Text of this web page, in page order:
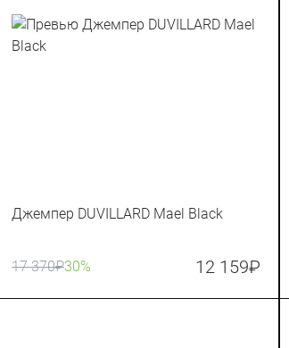
Джемпер DUVILLARD Mael Black
17 370₽30% 12 159₽